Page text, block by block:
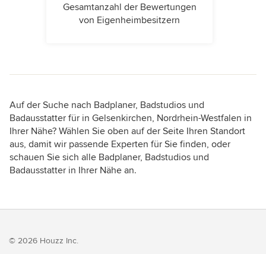
Gesamtanzahl der Bewertungen
von Eigenheimbesitzern
Auf der Suche nach Badplaner, Badstudios und
Badausstatter für in Gelsenkirchen, Nordrhein-Westfalen in
Ihrer Nähe? Wählen Sie oben auf der Seite Ihren Standort
aus, damit wir passende Experten für Sie finden, oder
schauen Sie sich alle Badplaner, Badstudios und
Badausstatter in Ihrer Nähe an.
© 2026 Houzz Inc.